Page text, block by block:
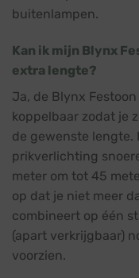
buitenlampen.
Kan ik mijn Blynx
extra lengte?
Ja, de Blynx
koppelbaar zodat je
de gewenste lengte.
prikverlichting
meter om tot 45
op dat je niet meer
combineert op één
(apart verkrijgbaar)
voorzien.